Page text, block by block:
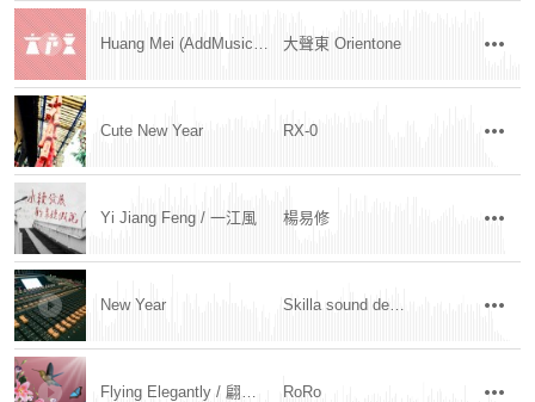
Huang Mei (AddMusic Ver.) 大聲東 Orientone
Cute New Year RX-0
Yi Jiang Feng / 一江風 楊易修
New Year Skilla sound design
Flying Elegantly / 翩翩飛舞 RoRo